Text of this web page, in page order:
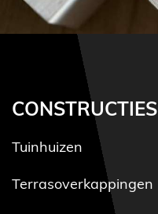
CONSTRUCTIES
Tuinhuizen
Terrasoverkappingen